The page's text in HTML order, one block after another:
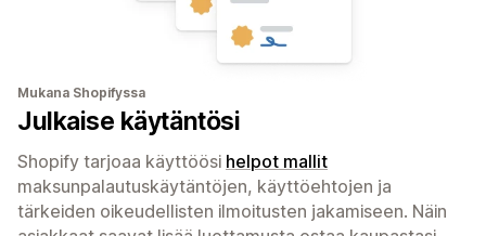
Mukana Shopifyssa
Julkaise käytäntösi
Shopify tarjoaa käyttöösi helpot mallit
maksunpalautuskäytäntöjen, käyttöehtojen ja
tärkeiden oikeudellisten ilmoitusten jakamiseen. Näin